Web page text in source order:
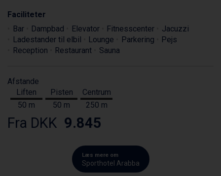
Faciliteter
Bar
Dampbad Elevator Fitnesscenter
Jacuzzi
Ladestander til elbil
Lounge Parkering
Pejs
Reception
Restaurant Sauna
Afstande
Liften
50 m
Pisten
50 m
Centrum
250 m
Fra DKK 9.845
Læs mere om
Sporthotel Arabba